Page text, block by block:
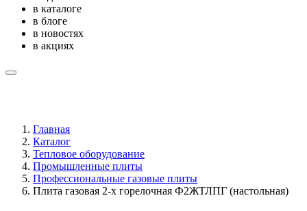
в каталоге
в блоге
в новостях
в акциях
Главная
Каталог
Тепловое оборудование
Промышленные плиты
Профессиональные газовые плиты
Плита газовая 2-х горелочная Ф2ЖТЛПГ (настольная)